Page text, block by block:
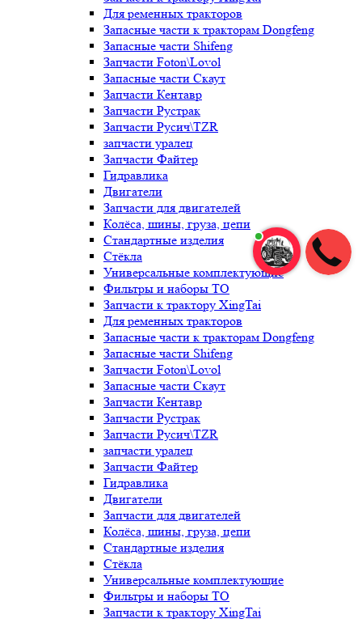
Для ременных тракторов
Запасные части к тракторам Dongfeng
Запасные части Shifeng
Запчасти Foton\Lovol
Запасные части Скаут
Запчасти Кентавр
Запчасти Рустрак
Запчасти Русич\TZR
запчасти уралец
Запчасти Файтер
Гидравлика
Двигатели
Запчасти для двигателей
Колёса, шины, груза, цепи
Стандартные изделия
Стёкла
Универсальные комплектующие
Фильтры и наборы ТО
Запчасти к трактору XingTai
Для ременных тракторов
Запасные части к тракторам Dongfeng
Запасные части Shifeng
Запчасти Foton\Lovol
Запасные части Скаут
Запчасти Кентавр
Запчасти Рустрак
Запчасти Русич\TZR
запчасти уралец
Запчасти Файтер
Гидравлика
Двигатели
Запчасти для двигателей
Колёса, шины, груза, цепи
Стандартные изделия
Стёкла
Универсальные комплектующие
Фильтры и наборы ТО
Запчасти к трактору XingTai